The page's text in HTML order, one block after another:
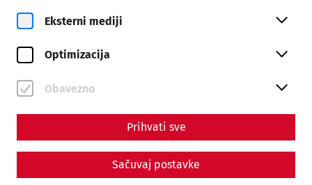
Eksterni mediji
Optimizacija
Obavezno
Prihvati sve
Sačuvaj postavke
Main Sponsors